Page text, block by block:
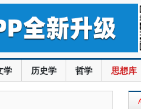
学 历史学 哲学 思想库